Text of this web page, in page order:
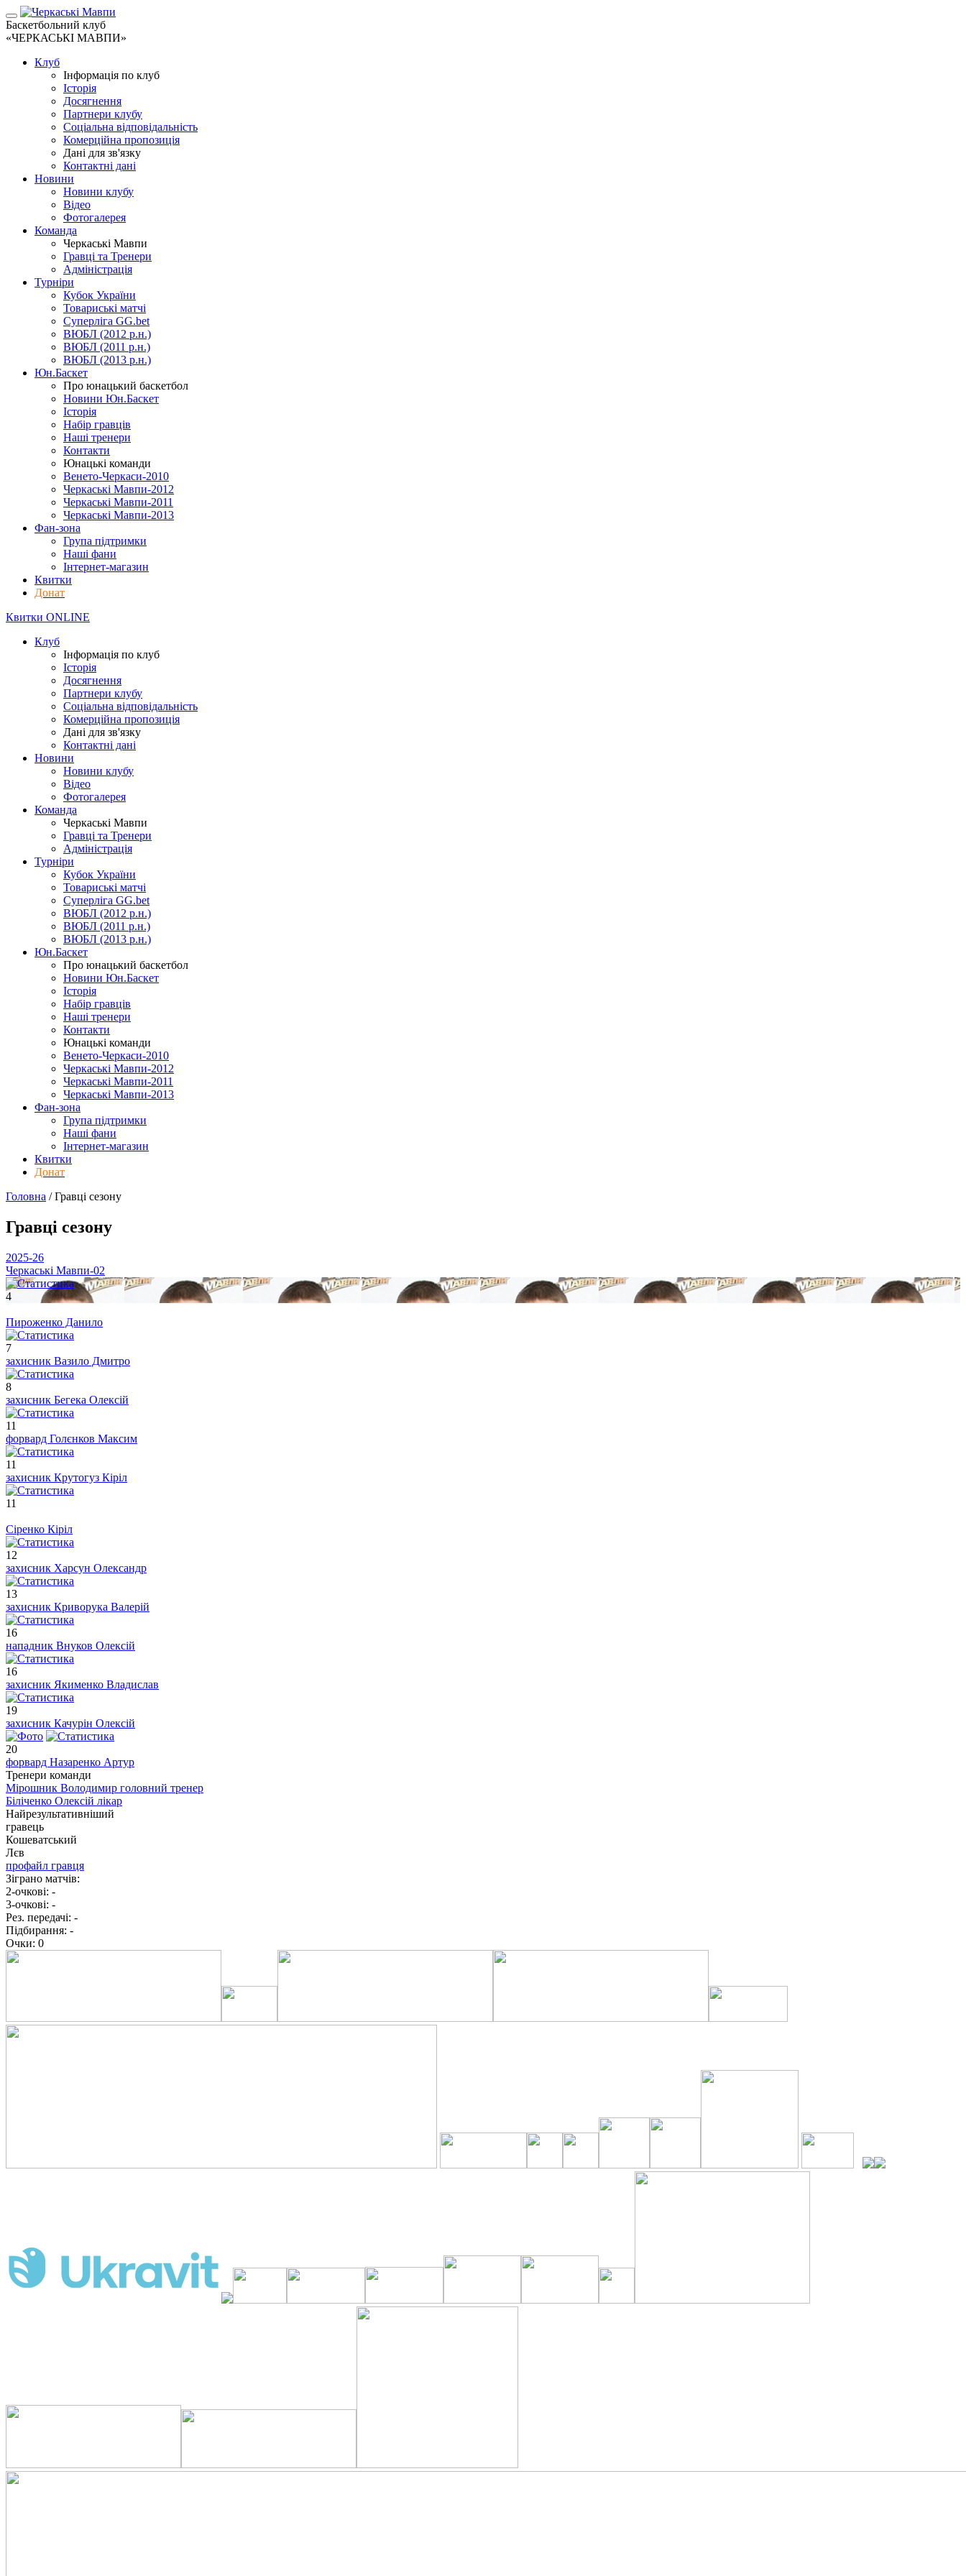
Баскетбольний клуб
«ЧЕРКАСЬКІ МАВПИ»
Клуб
Інформація по клуб
Історія
Досягнення
Партнери клубу
Соціальна відповідальність
Комерційна пропозиція
Дані для зв'язку
Контактні дані
Новини
Новини клубу
Відео
Фотогалерея
Команда
Черкаські Мавпи
Гравці та Тренери
Адміністрація
Турніри
Кубок України
Товариські матчі
Суперліга GG.bet
ВЮБЛ (2012 р.н.)
ВЮБЛ (2011 р.н.)
ВЮБЛ (2013 р.н.)
Юн.Баскет
Про юнацький баскетбол
Новини Юн.Баскет
Історія
Набір гравців
Наші тренери
Контакти
Юнацькі команди
Венето-Черкаси-2010
Черкаські Мавпи-2012
Черкаські Мавпи-2011
Черкаські Мавпи-2013
Фан-зона
Група підтримки
Наші фани
Інтернет-магазин
Квитки
Донат
Квитки ONLINE
Клуб
Інформація по клуб
Історія
Досягнення
Партнери клубу
Соціальна відповідальність
Комерційна пропозиція
Дані для зв'язку
Контактні дані
Новини
Новини клубу
Відео
Фотогалерея
Команда
Черкаські Мавпи
Гравці та Тренери
Адміністрація
Турніри
Кубок України
Товариські матчі
Суперліга GG.bet
ВЮБЛ (2012 р.н.)
ВЮБЛ (2011 р.н.)
ВЮБЛ (2013 р.н.)
Юн.Баскет
Про юнацький баскетбол
Новини Юн.Баскет
Історія
Набір гравців
Наші тренери
Контакти
Юнацькі команди
Венето-Черкаси-2010
Черкаські Мавпи-2012
Черкаські Мавпи-2011
Черкаські Мавпи-2013
Фан-зона
Група підтримки
Наші фани
Інтернет-магазин
Квитки
Донат
Головна /Гравці сезону
Гравці сезону
2025-26
Черкаські Мавпи-02
4
Пироженко Данило
7
захисник Вазило Дмитро
8
захисник Бегека Олексій
11
форвард Голєнков Максим
11
захисник Крутогуз Кіріл
11
Сіренко Кіріл
12
захисник Харсун Олександр
13
захисник Криворука Валерій
16
нападник Внуков Олексій
16
захисник Якименко Владислав
19
захисник Качурін Олексій
20
форвард Назаренко Артур
Тренери команди
Мірошник Володимир головний тренер
Біліченко Олексій лікар
Найрезультативніший
гравець
Кошеватський
Лєв
профайл гравця
Зіграно матчів:
2-очкові: -
3-очкові: -
Рез. передачі: -
Підбирання: -
Очки: 0